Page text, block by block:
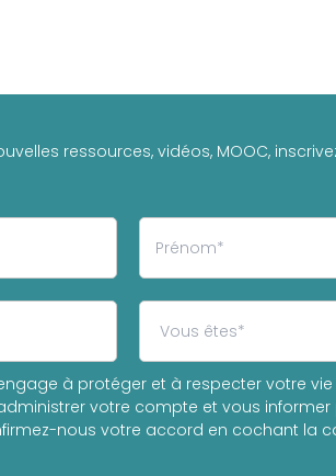
ressources, vidéos, MOOC,
à protéger et à respecter votre vie
votre compte et vous
nous votre accord en cochant la